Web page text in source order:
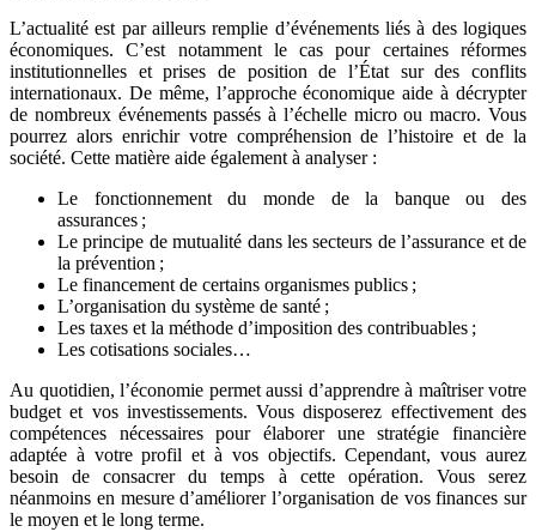
L’actualité est par ailleurs remplie d’événements liés à des logiques
économiques. C’est notamment le cas pour certaines réformes
institutionnelles et prises de position de l’État sur des conflits
internationaux. De même, l’approche économique aide à décrypter
de nombreux événements passés à l’échelle micro ou macro. Vous
pourrez alors enrichir votre compréhension de l’histoire et de la
société. Cette matière aide également à analyser :
Le fonctionnement du monde de la banque ou des
assurances ;
Le principe de mutualité dans les secteurs de l’assurance et de
la prévention ;
Le financement de certains organismes publics ;
L’organisation du système de santé ;
Les taxes et la méthode d’imposition des contribuables ;
Les cotisations sociales…
Au quotidien, l’économie permet aussi d’apprendre à maîtriser votre
budget et vos investissements. Vous disposerez effectivement des
compétences nécessaires pour élaborer une stratégie financière
adaptée à votre profil et à vos objectifs. Cependant, vous aurez
besoin de consacrer du temps à cette opération. Vous serez
néanmoins en mesure d’améliorer l’organisation de vos finances sur
le moyen et le long terme.